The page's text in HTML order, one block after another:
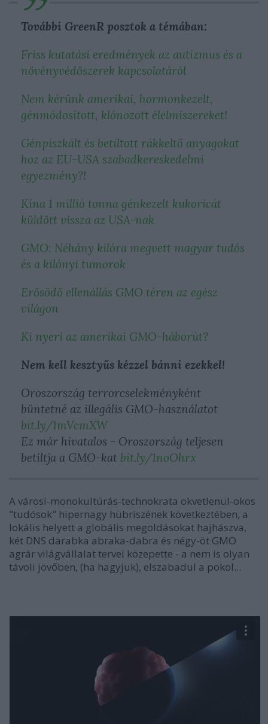
További GreenR posztok a témában:
Friss kutatási eredmények az autizmus és a
növényvédőszerek kapcsolatáról
Nem kérünk amerikai, hormonkezelt,
génmódosított, klónozott élelmiszereket!
Génpiszkált és betiltott rákkeltő anyagokat
hoz az EU-USA szabadkereskedelmi
egyezmény?!
Kína 1 millió tonna génkezelt kukoricát
küldött vissza az USA-nak
GMO: Néhány kilóra megvett magyar tudós
és a kilónyi tumorok
Erősödő ellenállás GMO téren az egész
világon
Ki nyeri az amerikai GMO-háborút?
Nem kell kesztyűs kézzel bánni ezekkel!
Oroszország terrorcselekményként
büntetné az illegális GMO-használatot
bit.ly/1mVcmXW
Ez már hivatalos - Oroszország teljesen
betiltja a GMO-kat bit.ly/1noOhrx
A városi-monokultúrás-technokrata okvetlenül-okos
"tudósok" hipernagy hübriszének következtében, a
lokális helyett a globális megoldásokat hajhászva,
két DNS darabka abraka-dabra és négy-öt GMO
agrár világvállalat tervei közepette - a nem is olyan
távoli jövőben, (ha hagyjuk), elszabadul a pokol...